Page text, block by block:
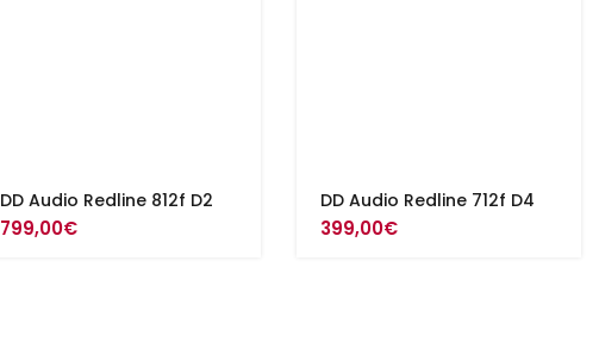
DD Audio Redline 812f D2
799,00€
DD Audio Redline 712f D4
399,00€